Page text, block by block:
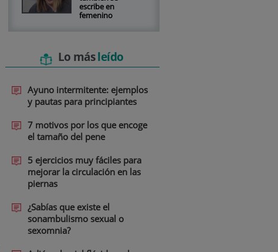
escribe en
femenino
Lo másleído
Ayuno intermitente: ejemplos
y pautas para principiantes
7 motivos por los que encoge
el tamaño del pene
5 ejercicios muy fáciles para
mejorar la circulación en las
piernas
¿Sabías que existe el
sonambulismo sexual o
sexomnia?